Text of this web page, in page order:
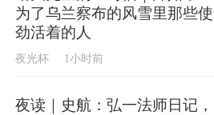
为了乌兰察布的风雪里那些使
劲活着的人
夜光杯 1小时前
夜读｜史航：弘一法师日记，